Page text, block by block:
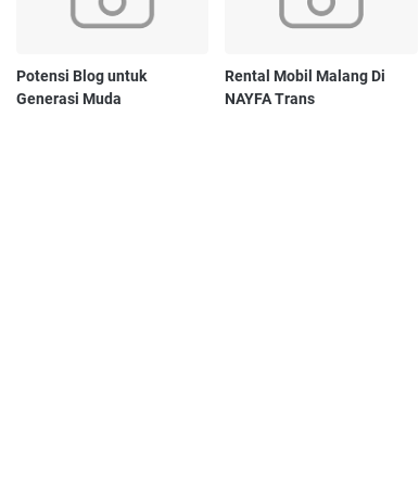
Potensi Blog untuk
Generasi Muda
Rental Mobil Malang Di
NAYFA Trans